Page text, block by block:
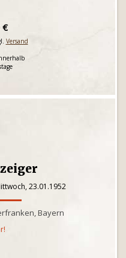
€
Versand
23.01.1952
Bayern